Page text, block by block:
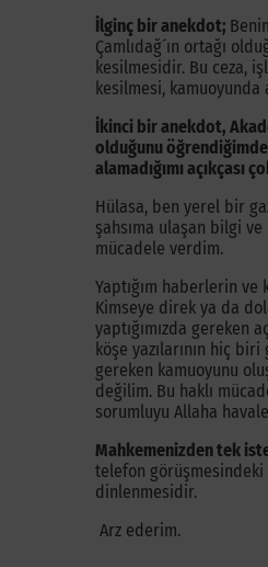
İlginç bir anekdot;
Çamlıdağ´ın ortağı
kesilmesidir. Bu ceza,
kesilmesi,
İkinci bir anekdot,
olduğunu
alamadığımı açıkçası
Hülasa, ben yerel bir
şahsıma ulaşan bilgi
mücadele verdim.
Yaptığım haberlerin ve
Kimseye direk ya da
yaptığımızda gereken
köşe yazılarının hiç
gereken kamuoyunu
değilim. Bu haklı
sorumluyu Allaha
Mahkemenizden tek
telefon görüşmesindeki
dinlenmesidir.
Arz ederim.